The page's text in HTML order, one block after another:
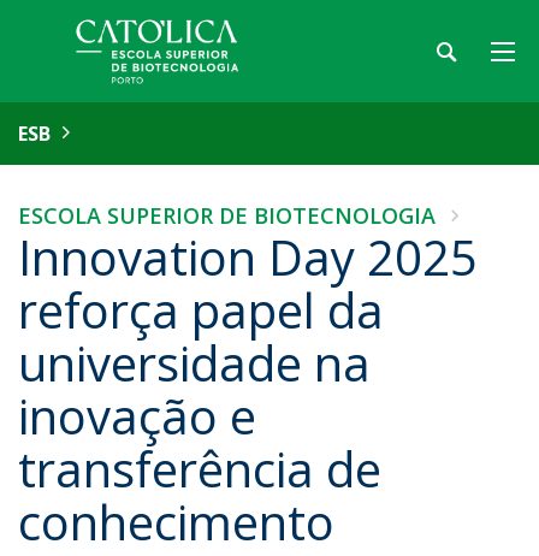
ESB
ESCOLA SUPERIOR DE BIOTECNOLOGIA
Innovation Day 2025
reforça papel da
universidade na
inovação e
transferência de
conhecimento